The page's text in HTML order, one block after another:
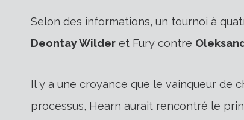
Selon des informations, un tournoi à
Deontay Wilder et Fury contre
Il y a une croyance que le vainqueur de
processus, Hearn aurait rencontré le